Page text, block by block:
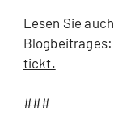
Lesen Sie
Blogbeitrages:
tickt.
###